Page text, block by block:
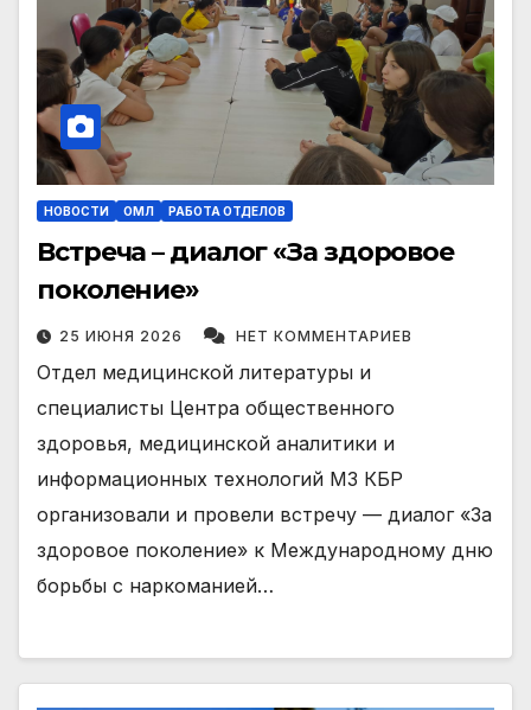
НОВОСТИ ОМЛ РАБОТА ОТДЕЛОВ
Встреча – диалог «За здоровое
поколение»
25 ИЮНЯ 2026 НЕТ КОММЕНТАРИЕВ
Отдел медицинской литературы и
специалисты Центра общественного
здоровья, медицинской аналитики и
информационных технологий МЗ КБР
организовали и провели встречу — диалог «За
здоровое поколение» к Международному дню
борьбы с наркоманией…